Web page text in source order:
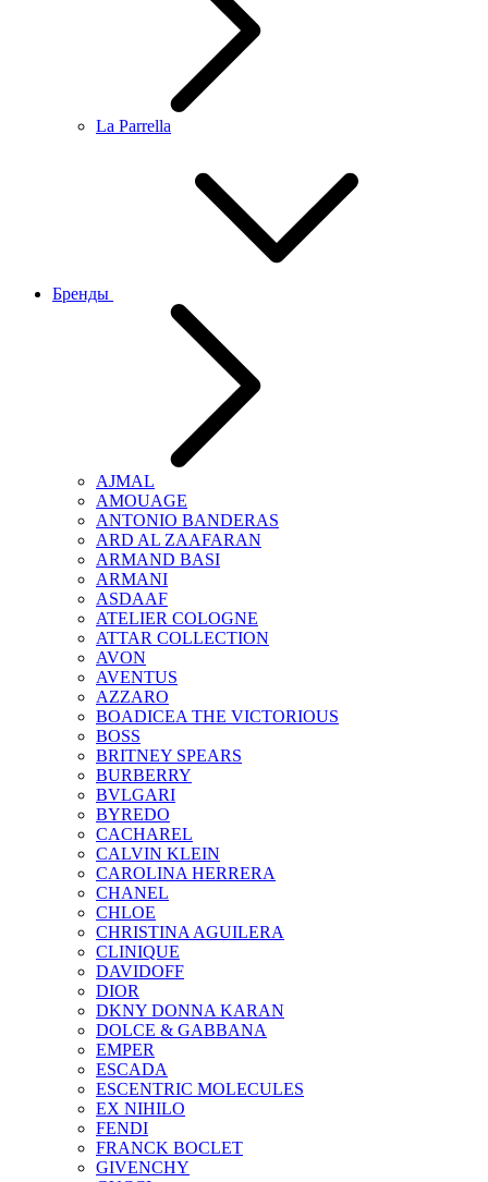
La Parrella
Бренды
AJMAL
AMOUAGE
ANTONIO BANDERAS
ARD AL ZAAFARAN
ARMAND BASI
ARMANI
ASDAAF
ATELIER COLOGNE
ATTAR COLLECTION
AVON
AVENTUS
AZZARO
BOADICEA THE VICTORIOUS
BOSS
BRITNEY SPEARS
BURBERRY
BVLGARI
BYREDO
CACHAREL
CALVIN KLEIN
CAROLINA HERRERA
CHANEL
CHLOE
CHRISTINA AGUILERA
CLINIQUE
DAVIDOFF
DIOR
DKNY DONNA KARAN
DOLCE & GABBANA
EMPER
ESCADA
ESCENTRIC MOLECULES
EX NIHILO
FENDI
FRANCK BOCLET
GIVENCHY